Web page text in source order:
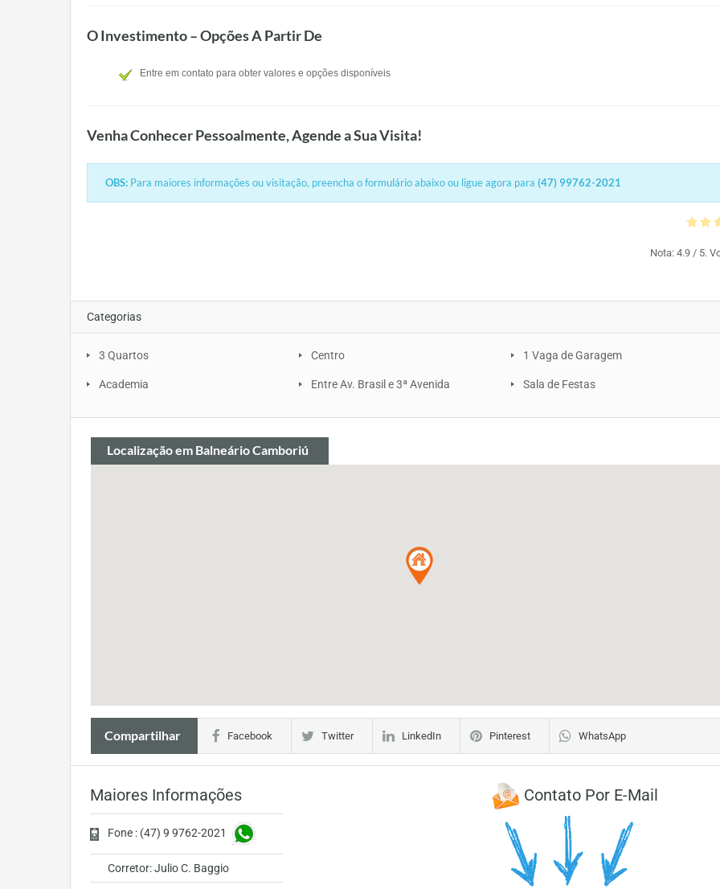
O Investimento – Opções A Partir De
Entre em contato para obter valores e opções disponíveis
Venha Conhecer Pessoalmente, Agende a Sua Visita!
OBS: Para maiores informações ou visitação, preencha o formulário abaixo ou ligue agora para (47) 99762-2021
Nota: 4.9 / 5.
Categorias
3 Quartos Centro 1 Vaga de Garagem
Academia Entre Av. Brasil e 3ª Avenida Sala de Festas
Localizaçãoem Balneário Camboriú
Compartilhar Facebook Twitter LinkedIn Pinterest WhatsApp
Maiores Informações
Fone : (47) 9 9762-2021
Corretor: Julio C. Baggio
Contato Por E-Mail